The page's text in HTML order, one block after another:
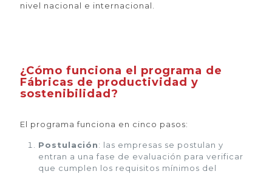
nivel nacional e internacional.
¿Cómo funciona el programa de
Fábricas de productividad y
sostenibilidad?
El programa funciona en cinco pasos:
Postulación: las empresas se postulan y
entran a una fase de evaluación para verificar
que cumplen los requisitos mínimos del